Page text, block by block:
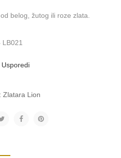
belog, žutog ili roze zlata.
LB021
Usporedi
Zlatara Lion